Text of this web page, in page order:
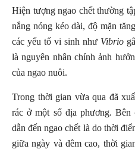
Hiện tượng ngao chết thường
nắng nóng kéo dài, độ mặn
các yếu tố vi sinh như Vibrio
là nguyên nhân chính ảnh
của ngao nuôi.
Trong thời gian vừa qua đã
rác ở một số địa phương. Bên
dẫn đến ngao chết là do thời
giữa ngày và đêm cao, thời